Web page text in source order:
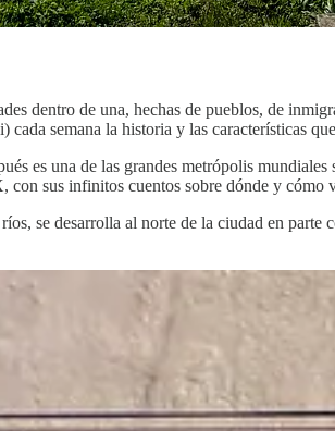
dentro de una, hechas de pueblos, de
cada semana la historia y las características
es una de las grandes metrópolis
sus infinitos cuentos sobre dónde y cómo
se desarrolla al norte de la ciudad en